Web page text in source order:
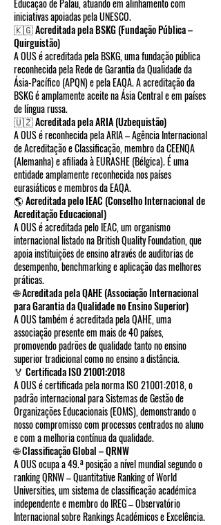
Educação de Palau, atuando em alinhamento com
iniciativas apoiadas pela UNESCO.
🇰🇬 Acreditada pela BSKG (Fundação Pública –
Quirguistão)
A OUS é acreditada pela BSKG, uma fundação pública
reconhecida pela Rede de Garantia da Qualidade da
Ásia-Pacífico (APQN) e pela EAQA. A acreditação da
BSKG é amplamente aceite na Ásia Central e em países
de língua russa.
🇺🇿 Acreditada pela ARIA (Uzbequistão)
A OUS é reconhecida pela ARIA – Agência Internacional
de Acreditação e Classificação, membro da CEENQA
(Alemanha) e afiliada à EURASHE (Bélgica). É uma
entidade amplamente reconhecida nos países
eurasiáticos e membros da EAQA.
🌎 Acreditada pelo IEAC (Conselho Internacional de
Acreditação Educacional)
A OUS é acreditada pelo IEAC, um organismo
internacional listado na British Quality Foundation, que
apoia instituições de ensino através de auditorias de
desempenho, benchmarking e aplicação das melhores
práticas.
🌐 Acreditada pela QAHE (Associação Internacional
para Garantia da Qualidade no Ensino Superior)
A OUS também é acreditada pela QAHE, uma
associação presente em mais de 40 países,
promovendo padrões de qualidade tanto no ensino
superior tradicional como no ensino a distância.
🏅 Certificada ISO 21001:2018
A OUS é certificada pela norma ISO 21001:2018, o
padrão internacional para Sistemas de Gestão de
Organizações Educacionais (EOMS), demonstrando o
nosso compromisso com processos centrados no aluno
e com a melhoria contínua da qualidade.
🌐 Classificação Global – QRNW
A OUS ocupa a 49.ª posição a nível mundial segundo o
ranking QRNW – Quantitative Ranking of World
Universities, um sistema de classificação académica
independente e membro do IREG – Observatório
Internacional sobre Rankings Académicos e Excelência.